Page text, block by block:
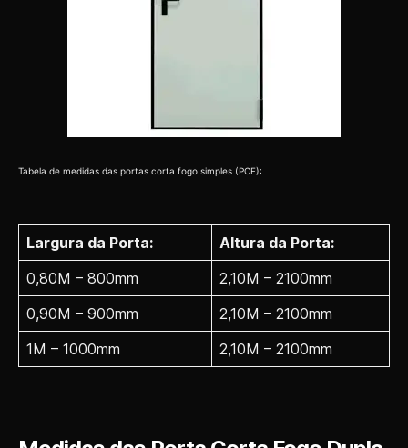
Tabela de medidas das portas corta fogo simples (PCF):
Largura da Porta:
Altura da Porta:
0,80M – 800mm
2,10M – 2100mm
0,90M – 900mm
2,10M – 2100mm
1M – 1000mm
2,10M – 2100mm